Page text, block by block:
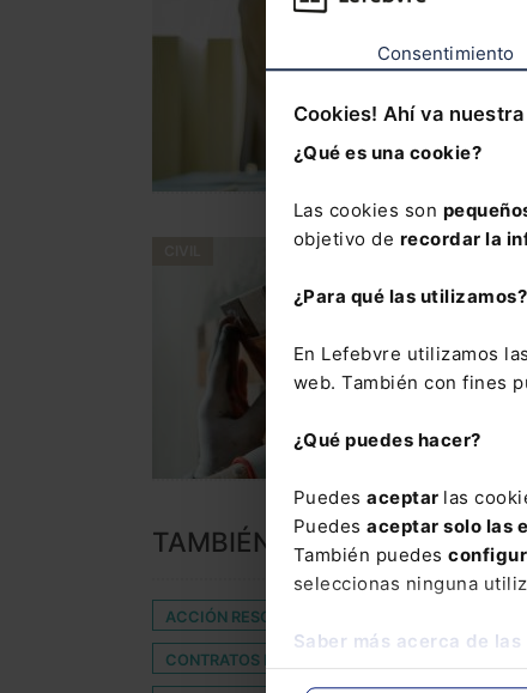
Consentimiento
Cookies! Ahí va
¿Qué es una cookie?
Las cookies son
objetivo de recordar la
¿Para qué las utilizamos?
En Lefebvre utilizamos
web. También con fines
¿Qué puedes hacer?
Puedes aceptar las
Puedes aceptar solo las
También puedes
seleccionas ninguna
Saber más acerca de
TAMBIÉN TE PUEDE
ACCIÓN RESCISORIA
CONTRATOS DEL SECTOR PÚBLICO